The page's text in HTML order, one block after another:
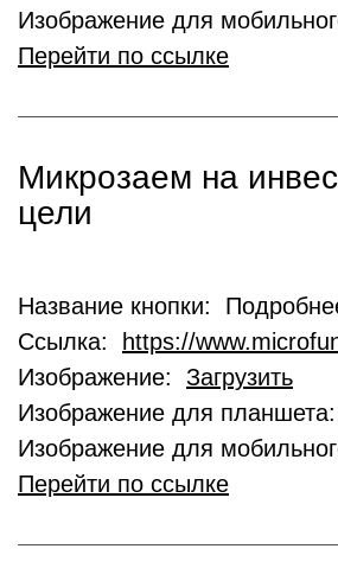
Изображение для
Перейти по ссылке
Микрозаем на
цели
Название кнопки:
Ссылка:
https://
Изображение: Загрузить
Изображение для планшета:
Изображение для
Перейти по ссылке